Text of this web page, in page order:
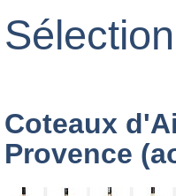
Coteaux
Provence